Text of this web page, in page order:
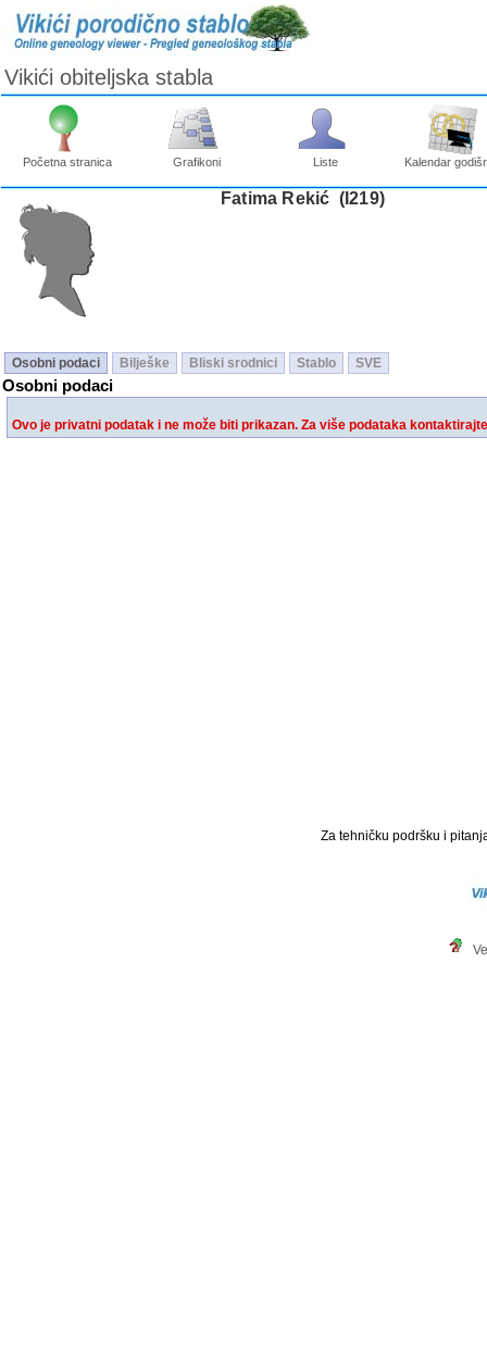
Vikići obiteljska stabla
Početna stranica Grafikoni Liste Kalendar
Fatima Rekić ‎(I219)‎
Osobni podaci Bilješke Bliski srodnici Stablo SVE
Osobni podaci
Ovo je privatni podatak i ne može biti prikazan. Za više podataka
Za tehničku podršku i